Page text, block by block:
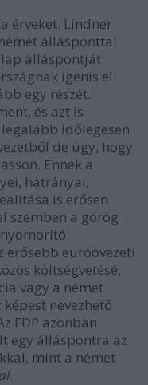
érveket. Lindner
állásponttal
álláspontját
igenis el
egy részét.
és azt is
időlegesen
de úgy, hogy
Ennek a
hátrányai,
is erősen
szemben a görög
euróövezeti
költségvetésé,
vagy a német
nevezhető
FDP azonban
egy álláspontra az
mint a német
.